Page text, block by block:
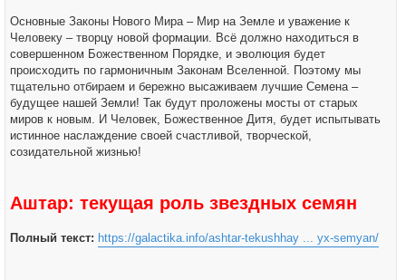
Основные Законы Нового Мира – Мир на Земле и уважение к
Человеку – творцу новой формации. Всё должно находиться в
совершенном Божественном Порядке, и эволюция будет
происходить по гармоничным Законам Вселенной. Поэтому мы
тщательно отбираем и бережно высаживаем лучшие Семена –
будущее нашей Земли! Так будут проложены мосты от старых
миров к новым. И Человек, Божественное Дитя, будет испытывать
истинное наслаждение своей счастливой, творческой,
созидательной жизнью!
Аштар: текущая роль звездных семян
Полный текст: https://galactika.info/ashtar-tekushhay ... yx-semyan/